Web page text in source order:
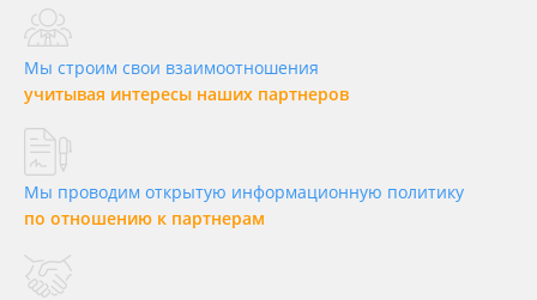
Мы строим свои взаимоотношения
учитывая интересы наших партнеров
Мы проводим открытую информационную политику
по отношению к партнерам